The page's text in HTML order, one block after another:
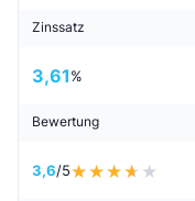
Zinssatz
3,61%
Bewertung
3,6/5